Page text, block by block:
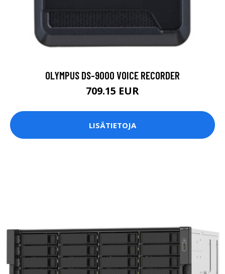
OLYMPUS DS-9000 VOICE RECORDER
709.15 EUR
LISÄTIETOJA